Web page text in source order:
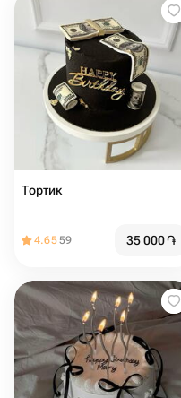
Тортик
4.6559 35 000֏